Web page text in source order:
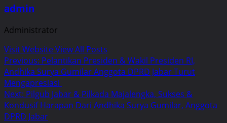
admin
Administrator
Visit WebsiteView All Posts
Post
navigation
Previous: Pelantikan Presiden & Wakil Presiden RI,
Andhika Surya Gumilar Anggota DPRD Jabar Turut
Mengapresiasi
Next: Pilgub Jabar & Pilkada Majalengka, Sukses &
Kondusif Harapan Dari Andhika Surya Gumilar, Anggota
DPRD Jabar